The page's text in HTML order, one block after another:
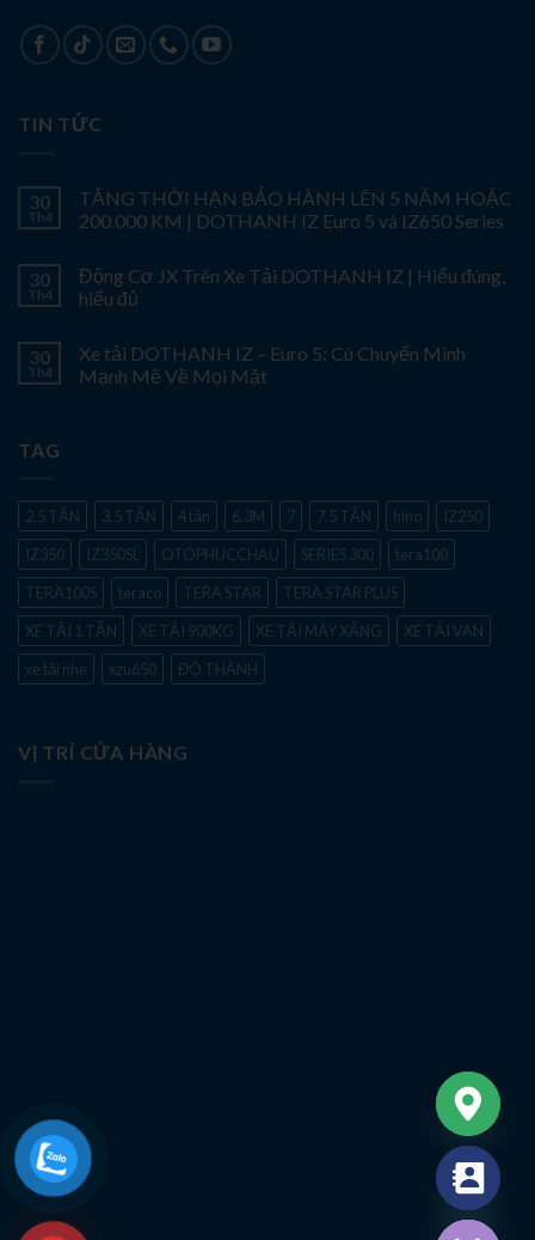
TIN TỨC
30
Th4
TĂNG THỜI HẠN BẢO HÀNH LÊN 5 NĂM HOẶC
200.000 KM | DOTHANH IZ Euro 5 và IZ650 Series
30
Th4
Động Cơ JX Trên Xe Tải DOTHANH IZ | Hiểu đúng,
hiểu đủ
30
Th4
Xe tải DOTHANH IZ – Euro 5: Cú Chuyển Mình
Mạnh Mẽ Về Mọi Mặt
TAG
2.5 TẤN 3.5 TẤN 4 tấn 6.3M 7 7.5 TẤN hino
IZ250
IZ350
IZ350SL OTOPHUCCHAU SERIES 300
tera100
TERA100S
teraco TERA STAR
TERA STAR PLUS
XE TẢI 1 TẤN
XE TẢI 900KG XE TẢI MÁY XĂNG
XE TẢI VAN
xe tải nhẹ
xzu650 ĐÔ THÀNH
VỊ TRÍ CỬA HÀNG
HIDE
CHATY